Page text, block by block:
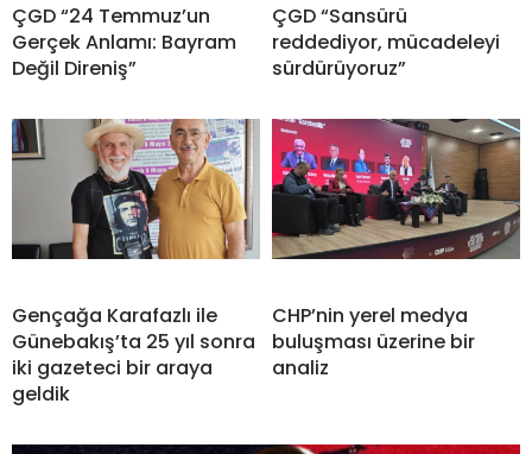
ÇGD “24 Temmuz’un
Gerçek Anlamı: Bayram
Değil Direniş”
ÇGD “Sansürü
reddediyor, mücadeleyi
sürdürüyoruz”
Gençağa Karafazlı ile
Günebakış’ta 25 yıl sonra
iki gazeteci bir araya
geldik
CHP’nin yerel medya
buluşması üzerine bir
analiz